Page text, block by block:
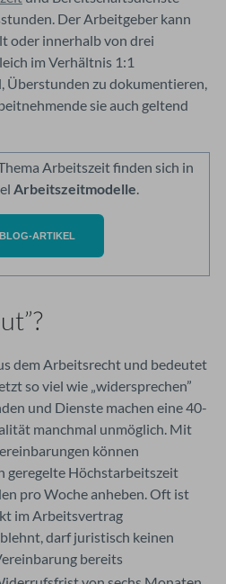
Der Arbeitgeber kann
oder innerhalb von drei
im Verhältnis 1:1
Überstunden zu dokumentieren,
sie auch geltend
Arbeitszeit finden sich in
Arbeitszeitmodelle
ARTIKEL
dem Arbeitsrecht und bedeutet
so viel wie „widersprechen”
und Dienste machen eine 40-
manchmal unmöglich. Mit
können
geregelte Höchstarbeitszeit
pro Woche anheben. Oft ist
im Arbeitsvertrag
darf juristisch keinen
bereits